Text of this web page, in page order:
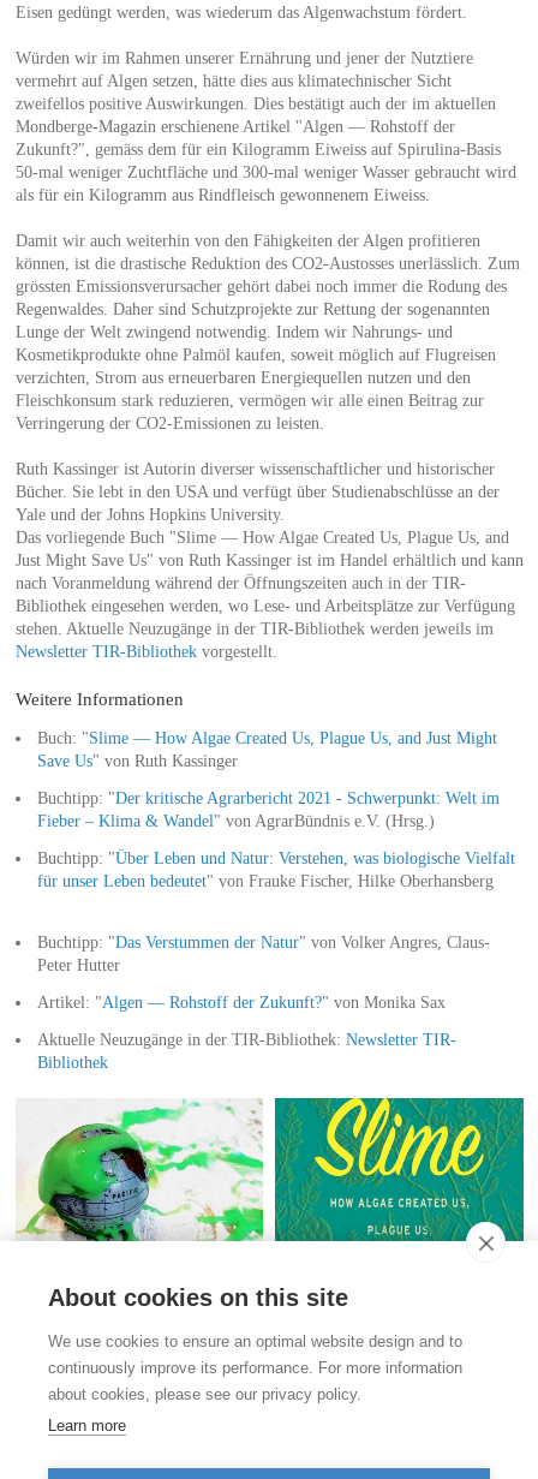
Eisen gedüngt werden, was wiederum das Algenwachstum fördert.
Würden wir im Rahmen unserer Ernährung und jener der Nutztiere
vermehrt auf Algen setzen, hätte dies aus klimatechnischer Sicht
zweifellos positive Auswirkungen. Dies bestätigt auch der im aktuellen
Mondberge-Magazin erschienene Artikel "Algen — Rohstoff der
Zukunft?", gemäss dem für ein Kilogramm Eiweiss auf Spirulina-Basis
50-mal weniger Zuchtfläche und 300-mal weniger Wasser gebraucht wird
als für ein Kilogramm aus Rindfleisch gewonnenem Eiweiss.
Damit wir auch weiterhin von den Fähigkeiten der Algen profitieren
können, ist die drastische Reduktion des CO2-Austosses unerlässlich. Zum
grössten Emissionsverursacher gehört dabei noch immer die Rodung des
Regenwaldes. Daher sind Schutzprojekte zur Rettung der sogenannten
Lunge der Welt zwingend notwendig. Indem wir Nahrungs- und
Kosmetikprodukte ohne Palmöl kaufen, soweit möglich auf Flugreisen
verzichten, Strom aus erneuerbaren Energiequellen nutzen und den
Fleischkonsum stark reduzieren, vermögen wir alle einen Beitrag zur
Verringerung der CO2-Emissionen zu leisten.
Ruth Kassinger ist Autorin diverser wissenschaftlicher und historischer
Bücher. Sie lebt in den USA und verfügt über Studienabschlüsse an der
Yale und der Johns Hopkins University.
Das vorliegende Buch "Slime — How Algae Created Us, Plague Us, and
Just Might Save Us" von Ruth Kassinger ist im Handel erhältlich und kann
nach Voranmeldung während der Öffnungszeiten auch in der TIR-
Bibliothek eingesehen werden, wo Lese- und Arbeitsplätze zur Verfügung
stehen. Aktuelle Neuzugänge in der TIR-Bibliothek werden jeweils im
Newsletter TIR-Bibliothekvorgestellt.
Weitere Informationen
Buch: "Slime — How Algae Created Us, Plague Us, and Just Might
Save Us" von Ruth Kassinger
Buchtipp: "Der kritische Agrarbericht 2021 - Schwerpunkt: Welt im
Fieber – Klima & Wandel" von AgrarBündnis e.V. (Hrsg.)
Buchtipp: "Über Leben und Natur: Verstehen, was biologische Vielfalt
für unser Leben bedeutet" von Frauke Fischer, Hilke Oberhansberg
Buchtipp: "Das Verstummen der Natur" von Volker Angres, Claus-
Peter Hutter
Artikel: "Algen — Rohstoff der Zukunft?" von Monika Sax
Aktuelle Neuzugänge in der TIR-Bibliothek: Newsletter TIR-
Bibliothek
Stiftung für das Tier im Recht (TIR)
Rigistrasse 9
CH - 8006 Zürich
info@tierimrecht.org
Ihre Spende kann von den Steuern abgezogen werden.
About cookies on this site
We use cookies to ensure an optimal website design and to
continuously improve its performance. For more information
about cookies, please see our privacy policy.
Learn more